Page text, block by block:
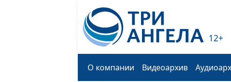
12+
О компании Видеоархив